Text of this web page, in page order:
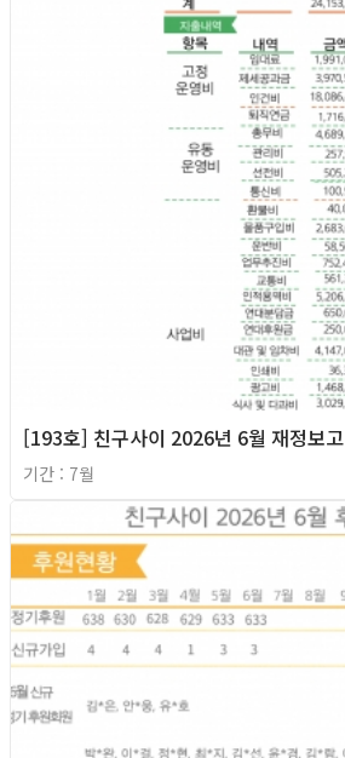
[193호] 친구사이 2026년 6월 재정보고
기간 : 7월